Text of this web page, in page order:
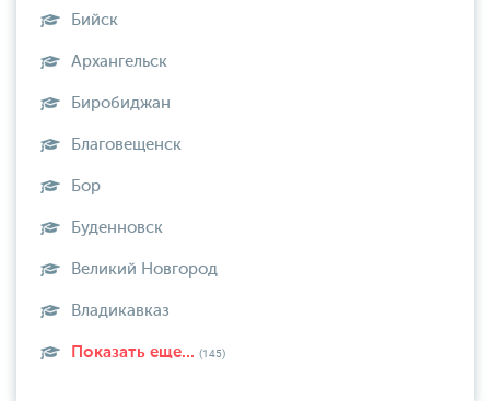
Бийск
Архангельск
Биробиджан
Благовещенск
Бор
Буденновск
Великий Новгород
Владикавказ
Показать еще... (145)